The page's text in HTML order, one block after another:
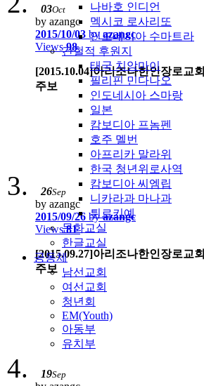
나바호 인디언
멕시코 로사리또
인도네시아 수마트라
간헐적 후원지
태국 치앙마이
필리핀 민다나오
인도네시아 스마랑
일본
캄보디아 프놈펜
호주 멜번
아프리카 말라위
한국 청년위로사역
캄보디아 씨엠립
니카라과 마나과
튀르키예
문화교실
한글교실
공동체
남선교회
여선교회
청년회
EM(Youth)
아동부
유치부
03Oct
by azangc
2015/10/03 by azangc
Views98
[2015.10.04]아리조나한인장로교회
주보
26Sep
by azangc
2015/09/26 byazangc
Views81
[2015.09.27]아리조나한인장로교회
주보
19Sep